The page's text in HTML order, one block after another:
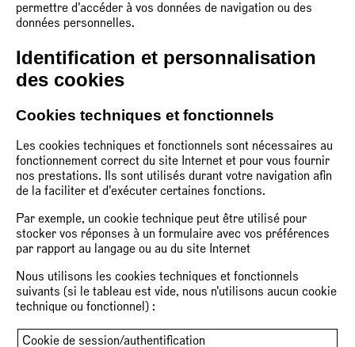
permettre d'accéder à vos données de navigation ou des
données personnelles.
Identification et personnalisation
des cookies
Cookies techniques et fonctionnels
Les cookies techniques et fonctionnels sont nécessaires au
fonctionnement correct du site Internet et pour vous fournir
nos prestations. Ils sont utilisés durant votre navigation afin
de la faciliter et d'exécuter certaines fonctions.
Par exemple, un cookie technique peut être utilisé pour
stocker vos réponses à un formulaire avec vos préférences
par rapport au langage ou au du site Internet
Nous utilisons les cookies techniques et fonctionnels
suivants (si le tableau est vide, nous n'utilisons aucun cookie
technique ou fonctionnel) :
Cookie de session/authentification